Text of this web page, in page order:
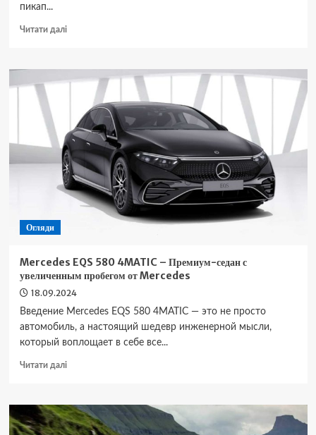
пикап...
Читати даліДокладніше
R1T
Explore
Обзор
электрический
пикап
для
приключений
Огляди
Mercedes EQS 580 4MATIC – Премиум-седан с
увеличенным пробегом от Mercedes
18.09.2024
Введение Mercedes EQS 580 4MATIC — это не просто
автомобиль, а настоящий шедевр инженерной мысли,
который воплощает в себе все...
Читати даліДокладніше
EQS
580
4MATIC